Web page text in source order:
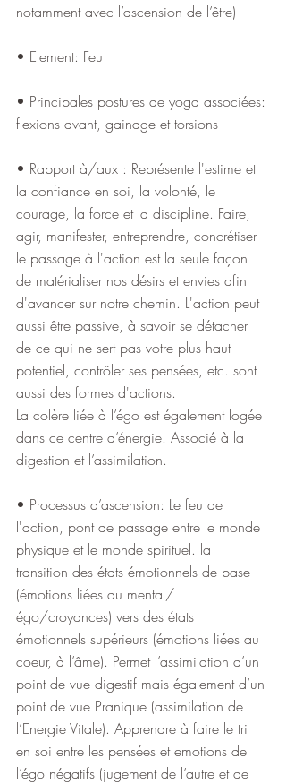
notamment avec l’ascension de l’être)
• Element: Feu
• Principales postures de yoga associées:
flexions avant, gainage et torsions
• Rapport à/aux : Représente l'estime et
la confiance en soi, la volonté, le
courage, la force et la discipline. Faire,
agir, manifester, entreprendre, concrétiser -
le passage à l'action est la seule façon
de matérialiser nos désirs et envies afin
d'avancer sur notre chemin. L'action peut
aussi être passive, à savoir se détacher
de ce qui ne sert pas votre plus haut
potentiel, contrôler ses pensées, etc. sont
aussi des formes d'actions.
La colère liée à l’égo est également logée
dans ce centre d’énergie. Associé à la
digestion et l’assimilation.
• Processus d’ascension: Le feu de
l'action, pont de passage entre le monde
physique et le monde spirituel. la
transition des états émotionnels de base
(émotions liées au mental/
égo/croyances) vers des états
émotionnels supérieurs (émotions liées au
coeur, à l’âme). Permet l’assimilation d’un
point de vue digestif mais également d’un
point de vue Pranique (assimilation de
l’Energie Vitale). Apprendre à faire le tri
en soi entre les pensées et emotions de
l’égo négatifs (jugement de l’autre et de